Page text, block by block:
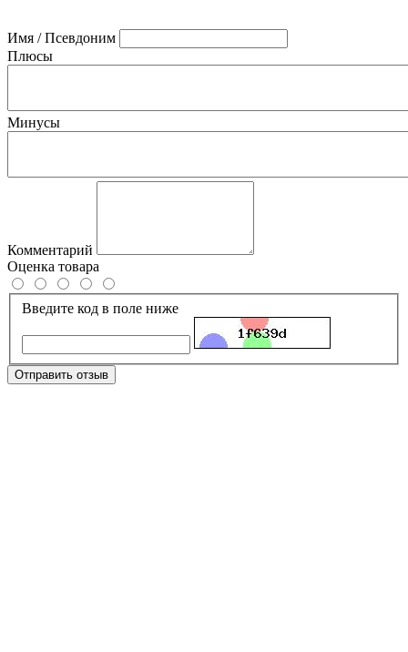
Имя / Псевдоним
Плюсы
Минусы
Комментарий
Оценка товара
Введите код в поле ниже
Отправить отзыв